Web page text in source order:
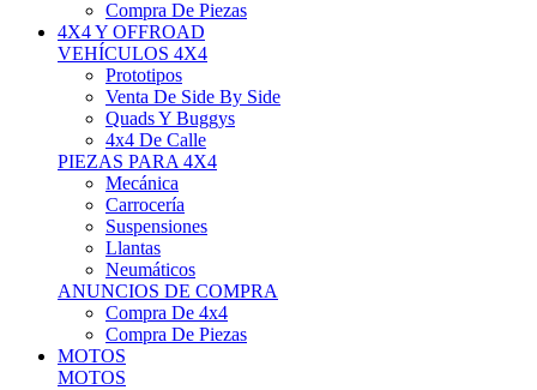
VEHÍCULOS 4X4
Prototipos
Venta De Side By Side
Quads Y Buggys
4x4 De Calle
PIEZAS PARA 4X4
Mecánica
Carrocería
Suspensiones
Llantas
Neumáticos
ANUNCIOS DE COMPRA
Compra De 4x4
Compra De Piezas
MOTOS
MOTOS
Motos De Circuito